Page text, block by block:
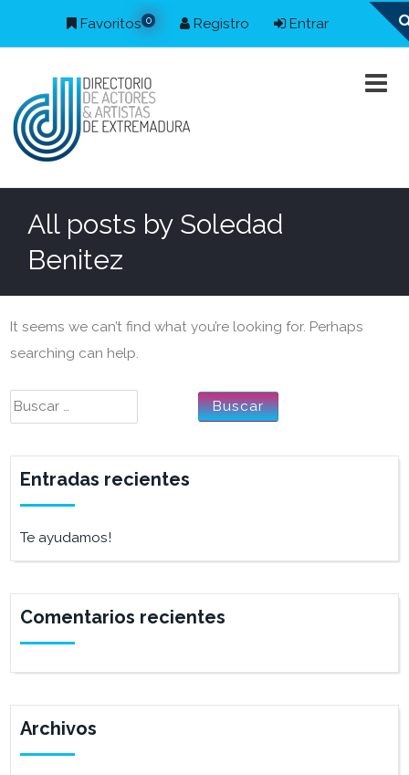
Favoritos 0 Registro Entrar
All posts by Soledad
Benitez
It seems we can’t find what you’re looking for. Perhaps
searching can help.
Buscar:
Entradas recientes
Te ayudamos!
Comentarios recientes
Archivos